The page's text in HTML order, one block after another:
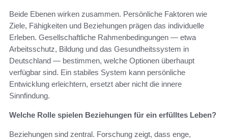
Beide Ebenen wirken zusammen. Persönliche Faktoren wie
Ziele, Fähigkeiten und Beziehungen prägen das individuelle
Erleben. Gesellschaftliche Rahmenbedingungen — etwa
Arbeitsschutz, Bildung und das Gesundheitssystem in
Deutschland — bestimmen, welche Optionen überhaupt
verfügbar sind. Ein stabiles System kann persönliche
Entwicklung erleichtern, ersetzt aber nicht die innere
Sinnfindung.
Welche Rolle spielen Beziehungen für ein erfülltes Leben?
Beziehungen sind zentral. Forschung zeigt, dass enge,